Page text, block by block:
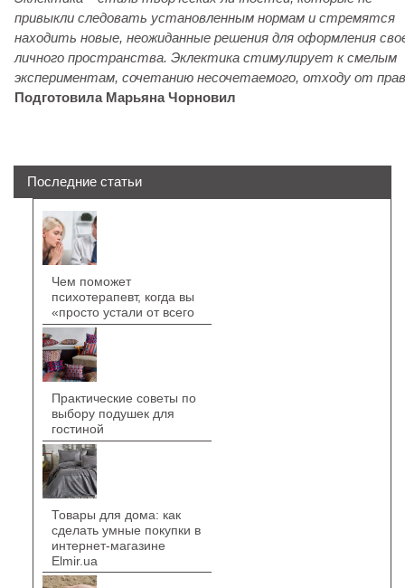
привыкли следовать установленным нормам и стремятся
находить новые, неожиданные решения для оформления
личного пространства. Эклектика стимулирует к смелым
экспериментам, сочетанию несочетаемого, отходу от
Подготовила Марьяна Чорновил
Последние статьи
Чем поможет
психотерапевт, когда вы
«просто устали от всего
Практические советы по
выбору подушек для
гостиной
Товары для дома: как
сделать умные покупки в
интернет-магазине
Elmir.ua